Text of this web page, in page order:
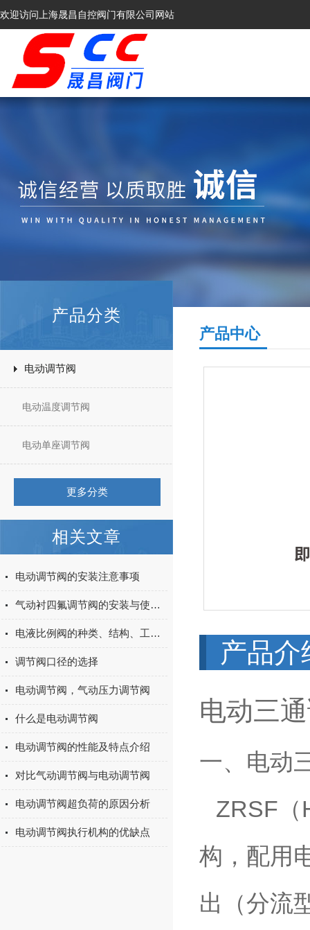
欢迎访问上海晟昌自控阀门有限公司网站
产品分类
电动调节阀
电动温度调节阀
电动单座调节阀
更多分类
相关文章
电动调节阀的安装注意事项
气动衬四氟调节阀的安装与使用注意事项都在本篇
电液比例阀的种类、结构、工作原理
调节阀口径的选择
电动调节阀，气动压力调节阀
什么是电动调节阀
电动调节阀的性能及特点介绍
对比气动调节阀与电动调节阀
电动调节阀超负荷的原因分析
电动调节阀执行机构的优缺点
产品中心
产品介
电动三
一、电动
ZRSF（
构，配用
出（分流